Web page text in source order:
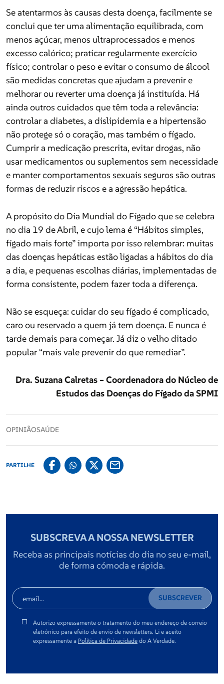
menos açúcar, menos ultraprocessados e menos
excesso calórico; praticar regularmente exercício
físico; controlar o peso e evitar o consumo de álcool
são medidas concretas que ajudam a prevenir e
melhorar ou reverter uma doença já instituída. Há
ainda outros cuidados que têm toda a relevância:
controlar a diabetes, a dislipidemia e a hipertensão
não protege só o coração, mas também o fígado.
Cumprir a medicação prescrita, evitar drogas, não
usar medicamentos ou suplementos sem necessidade
e manter comportamentos sexuais seguros são outras
formas de reduzir riscos e a agressão hepática.
A propósito do Dia Mundial do Fígado que se celebra
fígado mais forte” importa por isso relembrar: muitas
das doenças hepáticas estão ligadas a hábitos do dia
a dia, e pequenas escolhas diárias, implementadas de
forma consistente, podem fazer toda a diferença.
Não se esqueça: cuidar do seu fígado é complicado,
tarde demais para começar. Já diz o velho ditado
popular “mais vale prevenir do que remediar”.
Dra. Suzana Calretas – Coordenadora do Núcleo de
Se atentarmos às causas desta doença, facilmente se
conclui que ter uma alimentação equilibrada, com
menos açúcar, menos ultraprocessados e menos
excesso calórico; praticar regularmente exercício
físico; controlar o peso e evitar o consumo de álcool
são medidas concretas que ajudam a prevenir e
melhorar ou reverter uma doença já instituída. Há
ainda outros cuidados que têm toda a relevância:
controlar a diabetes, a dislipidemia e a hipertensão
não protege só o coração, mas também o fígado.
Cumprir a medicação prescrita, evitar drogas, não
usar medicamentos ou suplementos sem necessidade
e manter comportamentos sexuais seguros são outras
formas de reduzir riscos e a agressão hepática.
A propósito do Dia Mundial do Fígado que se celebra
no dia 19 de Abril, e cujo lema é “Hábitos simples,
fígado mais forte” importa por isso relembrar: muitas
das doenças hepáticas estão ligadas a hábitos do dia
a dia, e pequenas escolhas diárias, implementadas de
forma consistente, podem fazer toda a diferença.
Não se esqueça: cuidar do seu fígado é complicado,
caro ou reservado a quem já tem doença. E nunca é
tarde demais para começar. Já diz o velho ditado
popular “mais vale prevenir do que remediar”.
Dra. Suzana Calretas – Coordenadora do Núcleo de
Estudos das Doenças do Fígado da SPMI
OPINIÃOSAÚDE
PARTILHE
SUBSCREVA A NOSSA NEWSLETTER
Receba as principais notícias do dia no seu e-mail,
de forma cómoda e rápida.
SUBSCREVER
Autorizo expressamente o tratamento do meu endereço de correio
eletrónico para efeito de envio de newsletters. Li e aceito
expressamente a Política de Privacidade do A Verdade.